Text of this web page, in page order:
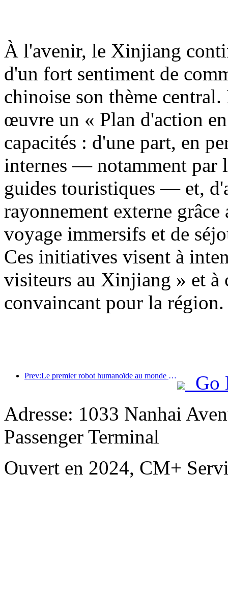
À l'avenir, le Xinjiang
d'un fort sentiment de
chinoise son thème
œuvre un « Plan d'action
capacités : d'une part, en
internes — notamment par
guides touristiques — et,
rayonnement externe
voyage immersifs et de
Ces initiatives visent à
visiteurs au Xinjiang » et à
convaincant pour la région.
Prev:Le premier robot humanoïde au monde dédié aux services de restauration multi-scénarios a été dévoilé.
Go
Adresse: 1033 Nanhai
Passenger Terminal
Ouvert en 2024, CM+